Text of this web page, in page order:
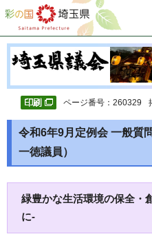
彩の国 埼玉県
ページ番号：260329
令和6年9月定例会 一般質
一徳議員）
緑豊かな生活環境の保全・
に-